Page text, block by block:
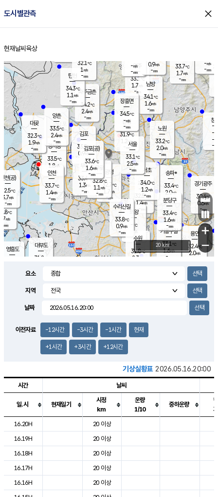
도시별관측 close
홈
현재날씨 육상
의도
℃
m/s
mm
영흥도
양주
33.1℃
1.7
-mm
과천
32.5℃
1.4m/s
- mm
용인
32.4℃
2.0m/s
경기광주
30.4℃
0.6m/s
-mm
2.2m/s
대부도
31.8
경서동
33.5℃
1.8 m/s
-mm
파주금촌
34.2℃
2.4m/s
-mm
33.7℃
1.7m/s
-mm
대곶
32.3℃
1.9m/s
-mm
창
-
-m/
-
탄현
34.3℃
1.1 m/s
-mm
-m/s
-mm
의왕
- ℃
m/s
mm
김포
33.8℃
0.9 m/s
mm
광명
32.7 ℃
1.7 m/s
-mm
부천
33.4℃
1.3m/s
-mm
양촌
33.5℃
2.4m/s
-mm
구로
32.8℃
1.1 m/s
-mm
은평
31.9℃
1.2 m/s
- mm
노원
33.2℃
2.0m/s
-mm
송파*
33.4℃
2.0m/s
-mm
서초
34.0℃
1.2m/s
-mm
남방
34.1℃
1.6m/s
-mm
기흥구갈
33.1℃
1.6m/s
-
수리산길
33.8℃
0.9m/s
-mm
분당구
33.4℃
1.6m/s
-mm
장흥면
34.5℃
-m/s
-mm
-m/s
-mm
인천(공)
32.5℃
3.7m/s
-mm
김포(공)
33.6℃
1.6m/s
-mm
수원
31.8℃
2.3 m/s
인천
33.7℃
1.4m/s
-mm
서울
33.1℃
2.5m/s
-mm
32.1℃
1 m/s
-mm
0.9m/s
-mm
+
−
20 km
요소
지역
날짜
이전자료 -12시간 -3시간 -1시간 현재
+1시간 +3시간 +12시간
기상실황표 2026.05.16.20:00
도시별 기상실황표로 지점, 날씨, 기온, 강수, 바람, 기압등을 안내한 표입
시간 날씨
일.시 현재일기
시정
km
운량
1/10
중하운량
16.20H
20 이상
16.19H
20 이상
16.18H
20 이상
16.17H
20 이상
16.16H
20 이상